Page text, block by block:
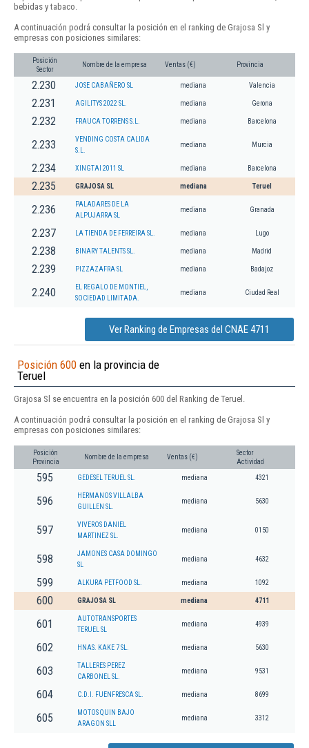
bebidas y tabaco.
A continuación podrá consultar la posición en el ranking de Grajosa Sl y
empresas con posiciones similares:
Posición
Sector
Nombre de la empresa Ventas (€) Provincia
2.230 JOSE CABAÑERO SL mediana Valencia
2.231 AGILITYS 2022 SL. mediana Gerona
2.232 FRAUCA TORRENS S.L. mediana Barcelona
2.233
VENDING COSTA CALIDA
S.L.
mediana Murcia
2.234 XINGTAI 2011 SL mediana Barcelona
2.235 GRAJOSA SL mediana Teruel
2.236
PALADARES DE LA
ALPUJARRA SL
mediana Granada
2.237 LA TIENDA DE FERREIRA SL. mediana Lugo
2.238 BINARY TALENTS SL. mediana Madrid
2.239 PIZZAZAFRA SL mediana Badajoz
2.240
EL REGALO DE MONTIEL,
SOCIEDAD LIMITADA.
mediana Ciudad Real
Ver Ranking de Empresas del CNAE 4711
Posición 600 en la provincia de
Teruel
Grajosa Sl se encuentra en la posición 600 del Ranking de Teruel.
A continuación podrá consultar la posición en el ranking de Grajosa Sl y
empresas con posiciones similares:
Posición
Provincia
Nombre de la empresa Ventas (€)
Sector
Actividad
595 GEDESEL TERUEL SL. mediana 4321
596
HERMANOS VILLALBA
GUILLEN SL.
mediana 5630
597
VIVEROS DANIEL
MARTINEZ SL.
mediana 0150
598
JAMONES CASA DOMINGO
SL
mediana 4632
599 ALKURA PETFOOD SL. mediana 1092
600 GRAJOSA SL mediana 4711
601
AUTOTRANSPORTES
TERUEL SL
mediana 4939
602 HNAS. KAKE 7 SL. mediana 5630
603
TALLERES PEREZ
CARBONEL SL.
mediana 9531
604 C.D.I. FUENFRESCA SL. mediana 8699
605
MOTOS QUIN BAJO
ARAGON SLL
mediana 3312